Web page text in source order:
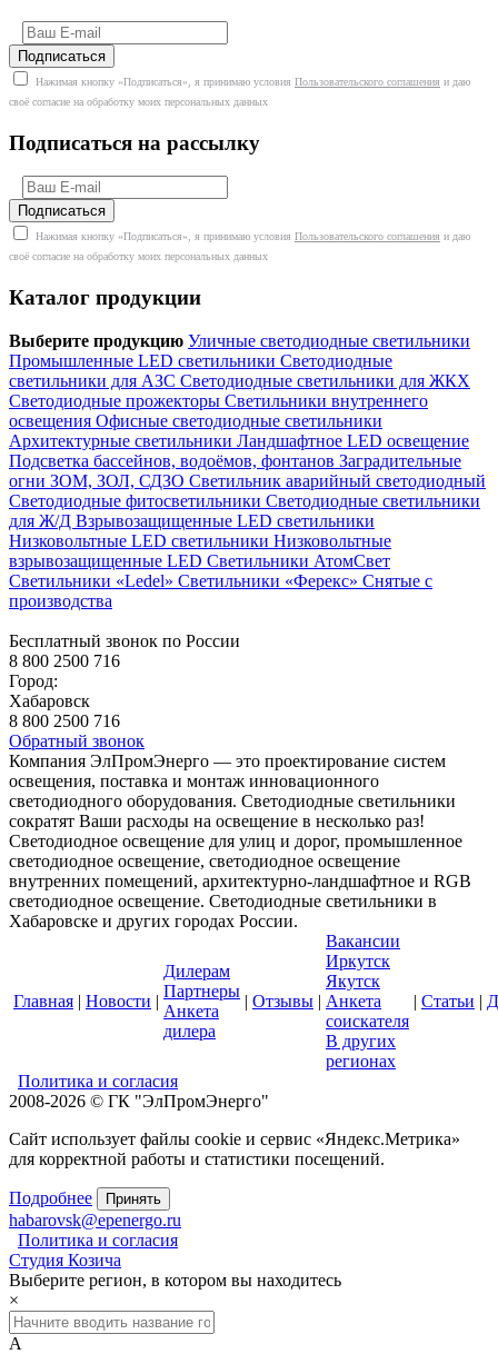
Нажимая кнопку «Подписаться», я принимаю условия Пользовательского соглашения и даю
своё согласие на обработку моих персональных данных
Подписаться на рассылку
Нажимая кнопку «Подписаться», я принимаю условия Пользовательского соглашения и даю
своё согласие на обработку моих персональных данных
Каталог продукции
Выберите продукцию Уличные светодиодные светильники
Промышленные LED светильники Светодиодные
светильники для АЗС Светодиодные светильники для ЖКХ
Светодиодные прожекторы Светильники внутреннего
освещения Офисные светодиодные светильники
Архитектурные светильники Ландшафтное LED освещение
Подсветка бассейнов, водоёмов, фонтанов Заградительные
огни ЗОМ, ЗОЛ, СДЗО Светильник аварийный светодиодный
Светодиодные фитосветильники Светодиодные светильники
для Ж/Д Взрывозащищенные LED светильники
Низковольтные LED светильники Низковольтные
взрывозащищенные LED Светильники АтомСвет
Светильники «Ledel» Светильники «Ферекс» Снятые с
производства
Бесплатный звонок по России
8 800 2500 716
Город:
Хабаровск
8 800 2500 716
Обратный звонок
Компания ЭлПромЭнерго — это проектирование систем
освещения, поставка и монтаж инновационного
светодиодного оборудования. Светодиодные светильники
сократят Ваши расходы на освещение в несколько раз!
Светодиодное освещение для улиц и дорог, промышленное
светодиодное освещение, светодиодное освещение
внутренних помещений, архитектурно-ландшафтное и RGB
светодиодное освещение. Светодиодные светильники в
Хабаровске и других городах России.
Главная | Новости |
Дилерам
Партнеры
Анкета
дилера
| Отзывы |
Вакансии
Иркутск
Якутск
Анкета
соискателя
В других
регионах
| Статьи |
Политика и согласия
2008-2026 © ГК "ЭлПромЭнерго"
Сайт использует файлы cookie и сервис «Яндекс.Метрика»
для корректной работы и статистики посещений.
Подробнее Принять
habarovsk@epenergo.ru
Политика и согласия
Студия Козича
Выберите регион, в котором вы находитесь
×
А